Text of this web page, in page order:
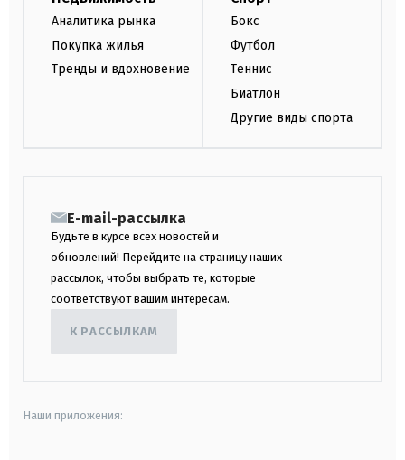
Аналитика рынка
Покупка жилья
Тренды и вдохновение
Бокс
Футбол
Теннис
Биатлон
Другие виды спорта
E-mail-рассылка
Будьте в курсе всех новостей и
обновлений! Перейдите на страницу наших
рассылок, чтобы выбрать те, которые
соответствуют вашим интересам.
К РАССЫЛКАМ
Наши приложения: